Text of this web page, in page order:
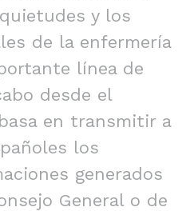
y los
de la enfermería
línea de
desde el
en transmitir a
los
generados
General o de